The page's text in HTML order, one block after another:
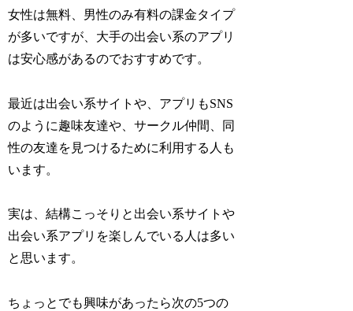
女性は無料、男性のみ有料の課金タイプ
が多いですが、大手の出会い系のアプリ
は安心感があるのでおすすめです。
最近は出会い系サイトや、アプリもSNS
のように趣味友達や、サークル仲間、同
性の友達を見つけるために利用する人も
います。
実は、結構こっそりと出会い系サイトや
出会い系アプリを楽しんでいる人は多い
と思います。
ちょっとでも興味があったら次の5つの